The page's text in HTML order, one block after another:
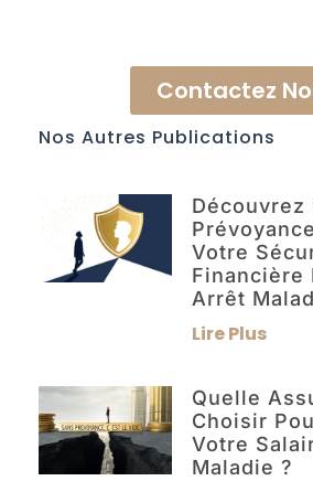
Contactez
Nos Autres Publications
Découvrez
Votre
Financière
Arrêt
Lire Plus
Quelle
Choisir
Votre
Maladie ?